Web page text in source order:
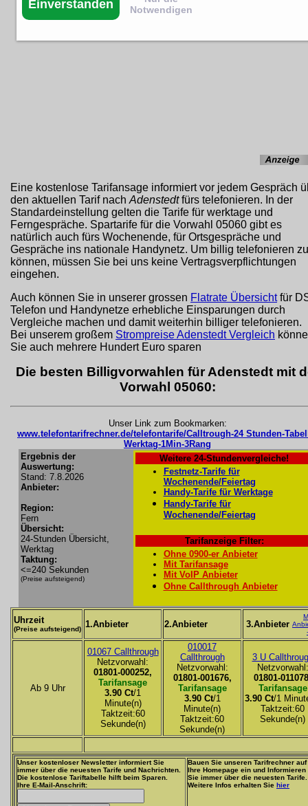
Eine kostenlose Tarifansage informiert vor jedem Gespräch
den aktuellen Tarif nach Adenstedtfürs telefonieren. In der
Standardeinstellung gelten die Tarife für werktage und
Ferngespräche. Spartarife für die Vorwahl 05060 gibt es
natürlich auch fürs Wochenende, für Ortsgespräche und
Gespräche ins nationale Handynetz. Um billig telefonieren zu
können, müssen Sie bei uns keine Vertragsverpflichtungen
eingehen.
Auch können Sie in unserer grossen Flatrate Übersichtfür
Telefon und Handynetze erhebliche Einsparungen durch
Vergleiche machen und damit weiterhin billiger telefonieren.
Bei unserem großem Strompreise Adenstedt Vergleich
Sie auch mehrere Hundert Euro sparen
Die besten Billigvorwahlen für Adenstedt mit
Vorwahl 05060:
Unser Link zum Bookmarken:
www.telefontarifrechner.de/telefontarife/Calltrough-24 Stunden-
Werktag-1Min-3Rang
Ergebnis der
Auswertung:
Stand: 7.8.2026
Anbieter:
Region:
Fern
Übersicht:
24-Stunden Übersicht,
Werktag
Taktung:
<=240 Sekunden
(Preise aufsteigend)
Weitere 24-Stundenvergleiche!
Festnetz-Tarife für
Wochenende/Feiertag
Handy-Tarife für Werktage
Handy-Tarife für
Wochenende/Feiertag
Tarifanzeige Filter:
Ohne 0900-er Anbieter
Mit Tarifansage
Mit VoIP Anbieter
Ohne Callthrough Anbieter
Uhrzeit
(Preise aufsteigend) 1.Anbieter 2.Anbieter 3.Anbieter
Ab 9 Uhr
01067 Callthrough
Netzvorwahl:
01801-000252,
Tarifansage
3.90 Ct/1
Minute(n)
Taktzeit:60
Sekunde(n)
010017
Callthrough
Netzvorwahl:
01801-001676,
Tarifansage
3.90 Ct/1
Minute(n)
Taktzeit:60
Sekunde(n)
3 U
Netzvorwahl:
01801-
Tarifansage
3.90 Ct/1
Taktzeit:60
Sekunde(n)
Unser kostenloser Newsletter informiert Sie
immer über die neuesten Tarife und Nachrichten.
Die kostenlose Tariftabelle hilft beim Sparen.
Ihre E-Mail-Anschrift:
Bauen Sie unseren Tarifrechner auf
Ihre Homepage ein und Informieren
Sie immer über die neuesten Tarife.
Weitere Infos erhalten Sie hier
Einverstanden
Notwendigen